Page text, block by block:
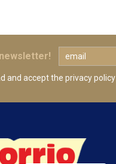
and acceptthe privacy policy